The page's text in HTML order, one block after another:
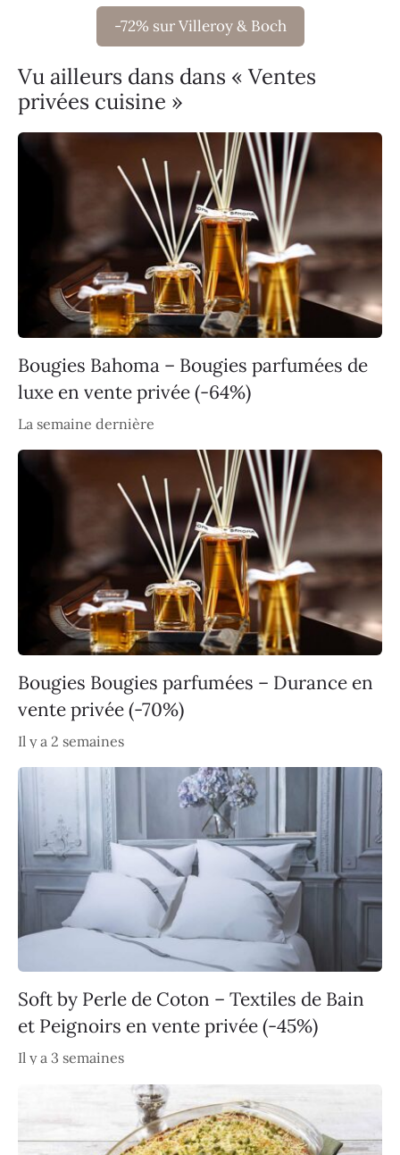
-72% sur Villeroy & Boch
Vu ailleurs dans dans « Ventes
privées cuisine »
Bougies Bahoma – Bougies parfumées de
luxe en vente privée (-64%)
La semaine dernière
Bougies Bougies parfumées – Durance en
vente privée (-70%)
Il y a 2 semaines
Soft by Perle de Coton – Textiles de Bain
et Peignoirs en vente privée (-45%)
Il y a 3 semaines